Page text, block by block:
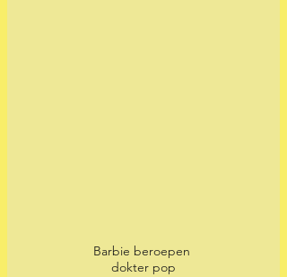
Barbie beroepen
dokter pop